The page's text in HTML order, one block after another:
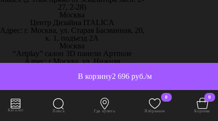
2 696 руб./м
В корзину
27, 2-28)
Москва
Центр Дизайна ITALICA
Адрес: г. Москва, ул. Старая Басманная, 20,
к. 1, подъезд 2А
Москва
“Artplay” салон 3D панели Артполе
Адрес: г.Москва, ул. Нижняя
Москва
Адрес: г. Москва, 65 км МКАД, дом
выставочный 18/11
Москва
“Декор-Интерьер” ТЦ «Family Room»
Каталог Поиск Где купить
0
Избранное
0
Корзина